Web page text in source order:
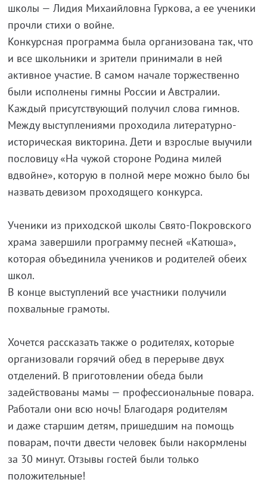
школы — Лидия Михаийловна Гуркова, а ее ученики
прочли стихи о войне.
Конкурсная программа была организована так, что
и все школьники и зрители принимали в ней
активное участие. В самом начале торжественно
были исполнены гимны России и Австралии.
Каждый присутствующий получил слова гимнов.
Между выступлениями проходила литературно-
историческая викторина. Дети и взрослые выучили
пословицу «На чужой стороне Родина милей
вдвойне», которую в полной мере можно было бы
назвать девизом проходящего конкурса.
Ученики из приходской школы Свято-Покровского
храма завершили программу песней «Катюша»,
которая объединила учеников и родителей обеих
школ.
В конце выступлений все участники получили
похвальные грамоты.
Хочется рассказать также о родителях, которые
организовали горячий обед в перерыве двух
отделений. В приготовлении обеда были
задействованы мамы — профессиональные повара.
Работали они всю ночь! Благодаря родителям
и даже старшим детям, пришедшим на помощь
поварам, почти двести человек были накормлены
за 30 минут. Отзывы гостей были только
положительные!